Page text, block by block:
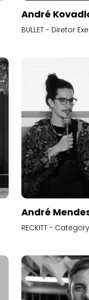
André
BULLET - Diretor
André
RECKITT -